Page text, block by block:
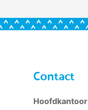
Contact
Hoofdkantoor